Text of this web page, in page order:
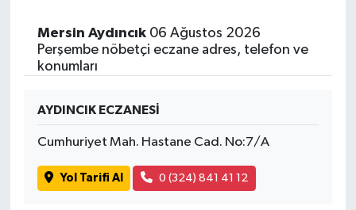
Mersin Aydıncık06 Ağustos 2026
Perşembe nöbetçi eczane adres, telefon ve
konumları
AYDINCIK ECZANESİ
Cumhuriyet Mah. Hastane Cad. No:7/A
Yol Tarifi Al 0 (324) 841 41 12